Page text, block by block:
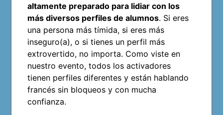
altamente preparado para lidiar con los
más diversos perfiles de alumnos. Si eres
una persona más tímida, si eres más
inseguro(a), o si tienes un perfil más
extrovertido, no importa. Como viste en
nuestro evento, todos los activadores
tienen perfiles diferentes y están hablando
francés sin bloqueos y con mucha
confianza.